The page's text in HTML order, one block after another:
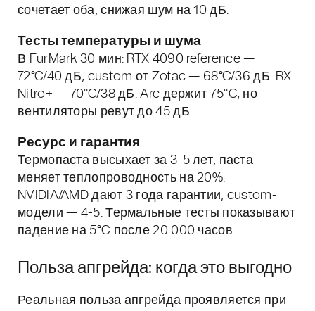
сочетает оба, снижая шум на 10 дБ.
Тесты температуры и шума
В FurMark 30 мин: RTX 4090 reference —
72°C/40 дБ, custom от Zotac — 68°C/36 дБ. RX
Nitro+ — 70°C/38 дБ. Arc держит 75°C, но
вентиляторы ревут до 45 дБ.
Ресурс и гарантия
Термопаста высыхает за 3-5 лет, паста
меняет теплопроводность на 20%.
NVIDIA/AMD дают 3 года гарантии, custom-
модели — 4-5. Термальные тесты показывают
падение на 5°C после 20 000 часов.
Польза апгрейда: когда это выгодно
Реальная польза апгрейда проявляется при